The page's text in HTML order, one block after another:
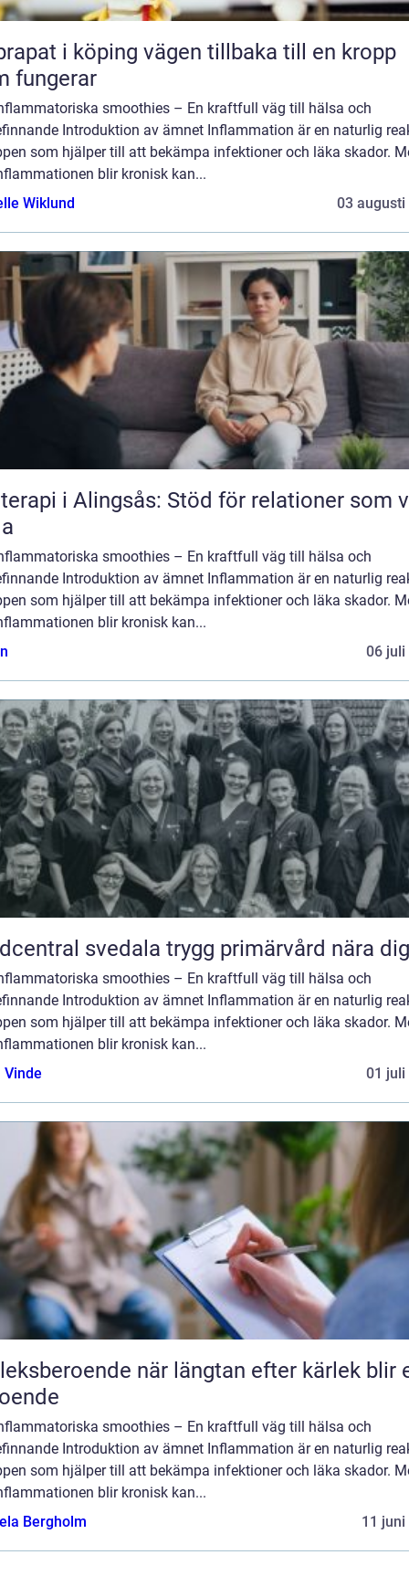
köping vägen tillbaka till en kropp
fungerar
smoothies – En kraftfull väg till hälsa och
Introduktion av ämnet Inflammation är en naturlig
som hjälper till att bekämpa infektioner och läka skador.
blir kronisk kan...
Wiklund
03 augusti
i Alingsås: Stöd för relationer som
smoothies – En kraftfull väg till hälsa och
Introduktion av ämnet Inflammation är en naturlig
som hjälper till att bekämpa infektioner och läka skador.
blir kronisk kan...
06 juli
Vårdcentral svedala trygg primärvård nära dig
smoothies – En kraftfull väg till hälsa och
Introduktion av ämnet Inflammation är en naturlig
som hjälper till att bekämpa infektioner och läka skador.
blir kronisk kan...
Vinde
01 juli
när längtan efter kärlek blir ett
smoothies – En kraftfull väg till hälsa och
Introduktion av ämnet Inflammation är en naturlig
som hjälper till att bekämpa infektioner och läka skador.
blir kronisk kan...
Bergholm
11 juni